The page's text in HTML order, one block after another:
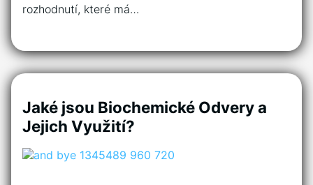
rozhodnutí, které má…
Jaké jsou Biochemické Odvery a
Jejich Využití?